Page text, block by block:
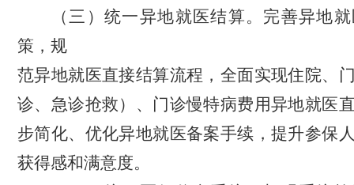
（三）统一异地就医结算。 完善异地
策，规
范异地就医直接结算流程，全面实现住院、
诊、急诊抢救）、门诊慢特病费用异地就医
步简化、优化异地就医备案手续，提升参保
获得感和满意度。